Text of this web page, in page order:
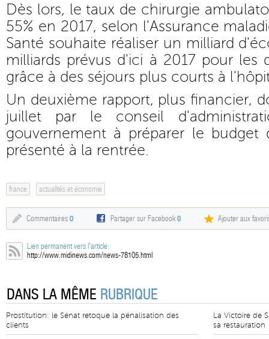
Dès lors, le taux de chirurgie
55% en 2017, selon l'Assurance
Santé souhaite réaliser un milliard
milliards prévus d'ici à 2017 pour les
grâce à des séjours plus courts à
Un deuxième rapport, plus financier,
juillet par le conseil
gouvernement à préparer le budget
présenté à la rentrée.
france actualités et économie
Commentaires 0 Partager sur Facebook0 Ajouter aux
Lien permanent vers l'article:
http://www.midinews.com/news-78105.html
DANS LA MÊME RUBRIQUE
Prostitution: le Sénat retoque la pénalisation des
clients
La Victoire de
sa restauration